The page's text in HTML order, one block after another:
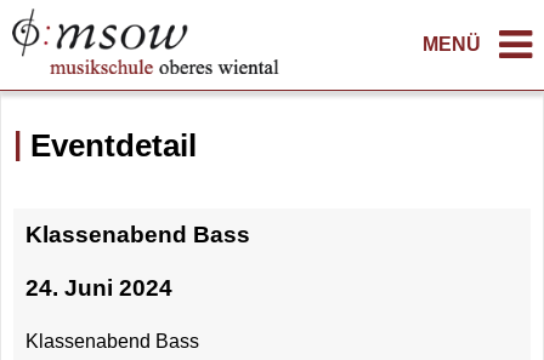
MENÜ
Eventdetail
Klassenabend Bass
24. Juni 2024
Klassenabend Bass